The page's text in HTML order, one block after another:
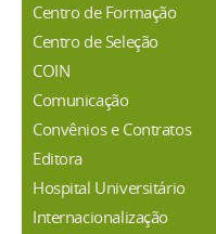
Centro de Formação
Centro de Seleção
COIN
Comunicação
Convênios e Contratos
Editora
Hospital Universitário
Internacionalização